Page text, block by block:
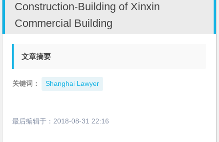
Construction-Building of Xinxin
Commercial Building
文章摘要
关键词： Shanghai Lawyer
最后编辑于： 2018-08-31 22:16